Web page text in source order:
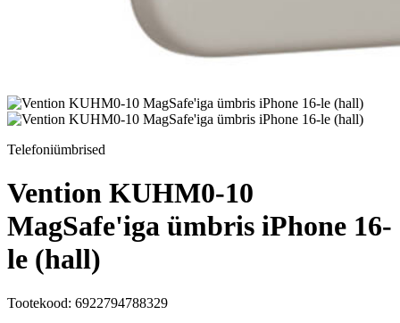
Telefoniümbrised
Vention KUHM0-10
MagSafe'iga ümbris iPhone 16-
le (hall)
Tootekood: 6922794788329